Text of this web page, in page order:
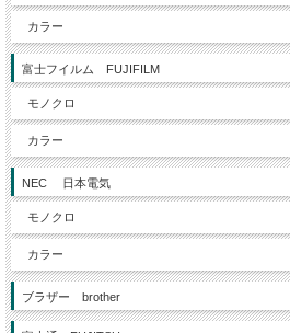
カラー
富士フイルム FUJIFILM
モノクロ
カラー
NEC 日本電気
モノクロ
カラー
ブラザー brother